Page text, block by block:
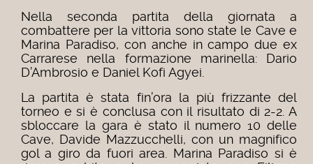
Nella seconda partita della giornata a
combattere per la vittoria sono state le Cave e
Marina Paradiso, con anche in campo due ex
Carrarese nella formazione marinella: Dario
D’Ambrosio e Daniel Kofi Agyei.
La partita è stata fin’ora la più frizzante del
torneo e si è conclusa con il risultato di 2-2. A
sbloccare la gara è stato il numero 10 delle
Cave, Davide Mazzucchelli, con un magnifico
gol a giro da fuori area. Marina Paradiso si è